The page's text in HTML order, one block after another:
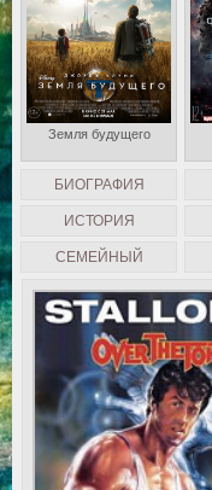
БИОГРАФИЯ
ИСТОРИЯ
СЕМЕЙНЫЙ
Земля будущего